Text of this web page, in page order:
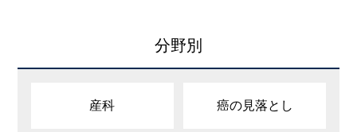
分野別
産科 癌の見落とし